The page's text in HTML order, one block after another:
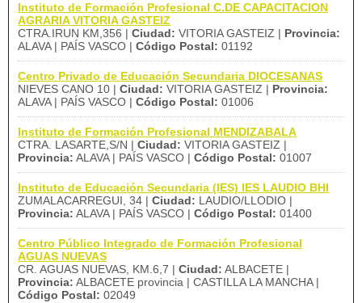
Instituto de Formación Profesional C.DE CAPACITACION
AGRARIA VITORIA GASTEIZ
CTRA.IRUN KM,356 | Ciudad: VITORIA GASTEIZ | Provincia:
ALAVA | PAÍS VASCO | Código Postal: 01192
Centro Privado de Educación Secundaria DIOCESANAS
NIEVES CANO 10 | Ciudad: VITORIA GASTEIZ | Provincia:
ALAVA | PAÍS VASCO | Código Postal: 01006
Instituto de Formación Profesional MENDIZABALA
CTRA. LASARTE,S/N | Ciudad: VITORIA GASTEIZ |
Provincia: ALAVA | PAÍS VASCO | Código Postal: 01007
Instituto de Educación Secundaria (IES) IES LAUDIO BHI
ZUMALACARREGUI, 34 | Ciudad: LAUDIO/LLODIO |
Provincia: ALAVA | PAÍS VASCO | Código Postal: 01400
Centro Público Integrado de Formación Profesional
AGUAS NUEVAS
CR. AGUAS NUEVAS, KM.6,7 | Ciudad: ALBACETE |
Provincia: ALBACETE provincia | CASTILLA LA MANCHA |
Código Postal: 02049